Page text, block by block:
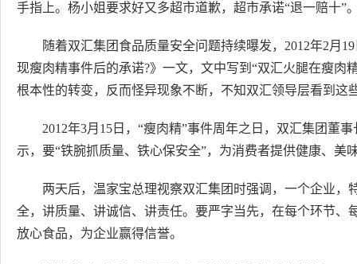
手指上。杨小姐要求好又多超市道歉，超市承诺“退一赔十”
随着双汇集团食品质量安全问题持续曝发，2012年2月
现瘦肉精事件后的承诺?》一文，文中写到“双汇火腿在瘦
根本性的转变，反而怪异现象不断，不知双汇领导层看到这
2012年3月15日，“瘦肉精”事件周年之日，双汇集团董
示，要“铁腕抓质量、铁心保安全”，为消费者提供健康、美
两天后，温家宝总理视察双汇集团时强调，一个企业
全，讲质量、讲诚信、讲责任。要严字当先，在每个环节
放心食品，为企业赢得信誉。